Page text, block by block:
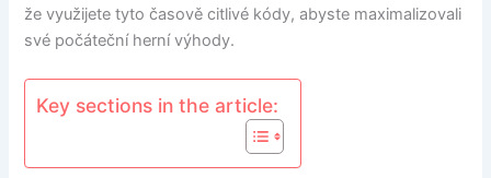
že využijete tyto časově citlivé kódy, abyste maximalizovali
své počáteční herní výhody.
Key sections in the article: